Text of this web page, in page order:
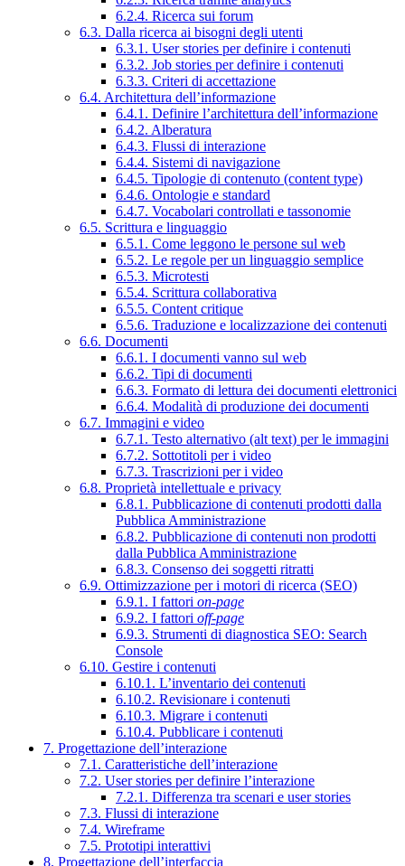
6.2.4. Ricerca sui forum
6.3. Dalla ricerca ai bisogni degli utenti
6.3.1. User stories per definire i contenuti
6.3.2. Job stories per definire i contenuti
6.3.3. Criteri di accettazione
6.4. Architettura dell’informazione
6.4.1. Definire l’architettura dell’informazione
6.4.2. Alberatura
6.4.3. Flussi di interazione
6.4.4. Sistemi di navigazione
6.4.5. Tipologie di contenuto (content type)
6.4.6. Ontologie e standard
6.4.7. Vocabolari controllati e tassonomie
6.5. Scrittura e linguaggio
6.5.1. Come leggono le persone sul web
6.5.2. Le regole per un linguaggio semplice
6.5.3. Microtesti
6.5.4. Scrittura collaborativa
6.5.5. Content critique
6.5.6. Traduzione e localizzazione dei contenuti
6.6. Documenti
6.6.1. I documenti vanno sul web
6.6.2. Tipi di documenti
6.6.3. Formato di lettura dei documenti elettronici
6.6.4. Modalità di produzione dei documenti
6.7. Immagini e video
6.7.1. Testo alternativo (alt text) per le immagini
6.7.2. Sottotitoli per i video
6.7.3. Trascrizioni per i video
6.8. Proprietà intellettuale e privacy
6.8.1. Pubblicazione di contenuti prodotti dalla
Pubblica Amministrazione
6.8.2. Pubblicazione di contenuti non prodotti
dalla Pubblica Amministrazione
6.8.3. Consenso dei soggetti ritratti
6.9. Ottimizzazione per i motori di ricerca (SEO)
6.9.1. I fattori on-page
6.9.2. I fattori off-page
6.9.3. Strumenti di diagnostica SEO: Search
Console
6.10. Gestire i contenuti
6.10.1. L’inventario dei contenuti
6.10.2. Revisionare i contenuti
6.10.3. Migrare i contenuti
6.10.4. Pubblicare i contenuti
7. Progettazione dell’interazione
7.1. Caratteristiche dell’interazione
7.2. User stories per definire l’interazione
7.2.1. Differenza tra scenari e user stories
7.3. Flussi di interazione
7.4. Wireframe
7.5. Prototipi interattivi
8. Progettazione dell’interfaccia